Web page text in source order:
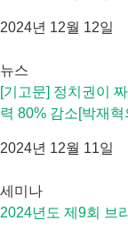
2024년 12월 12일
뉴스
[기고문] 정치권이
력 80% 감소[박재
2024년 12월 11일
세미나
2024년도 제9회 브